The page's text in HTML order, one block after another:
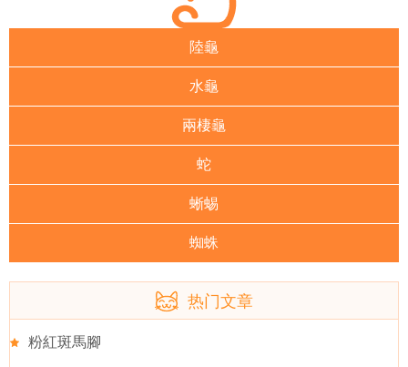
陸龜
水龜
兩棲龜
蛇
蜥蜴
蜘蛛
热门文章
粉紅斑馬腳